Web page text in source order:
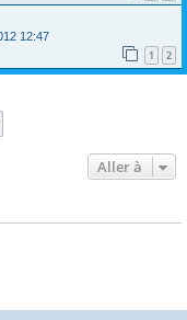
12:47
1 2
Aller à